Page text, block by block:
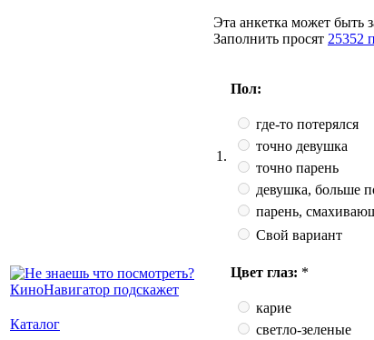
Каталог
Эта анкетка может быть
Заполнить просят 25352
1.
Пол:
где-то потерялся
точно девушка
точно парень
девушка, больше
парень,
Свой вариант
Цвет глаз: *
карие
светло-зеленые